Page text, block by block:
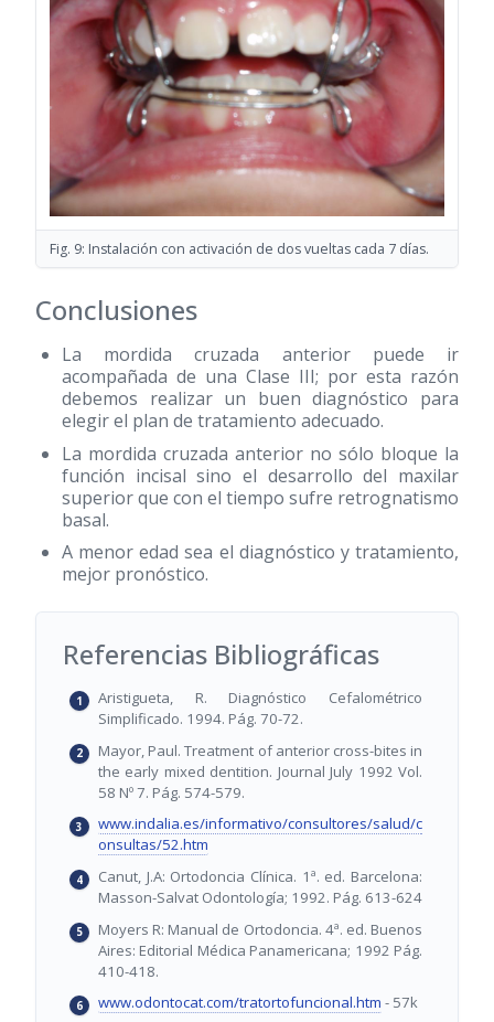
Fig. 9: Instalación con activación de dos vueltas cada 7 días.
Conclusiones
La mordida cruzada anterior puede ir
acompañada de una Clase III; por esta razón
debemos realizar un buen diagnóstico para
elegir el plan de tratamiento adecuado.
La mordida cruzada anterior no sólo bloque la
función incisal sino el desarrollo del maxilar
superior que con el tiempo sufre retrognatismo
basal.
A menor edad sea el diagnóstico y tratamiento,
mejor pronóstico.
Referencias Bibliográficas
Aristigueta, R. Diagnóstico Cefalométrico
Simplificado. 1994. Pág. 70-72.
Mayor, Paul. Treatment of anterior cross-bites in
the early mixed dentition. Journal July 1992 Vol.
58 Nº 7. Pág. 574-579.
www.indalia.es/informativo/consultores/salud/c
onsultas/52.htm
Canut, J.A: Ortodoncia Clínica. 1ª. ed. Barcelona:
Masson-Salvat Odontología; 1992. Pág. 613-624
Moyers R: Manual de Ortodoncia. 4ª. ed. Buenos
Aires: Editorial Médica Panamericana; 1992 Pág.
410-418.
www.odontocat.com/tratortofuncional.htm - 57k